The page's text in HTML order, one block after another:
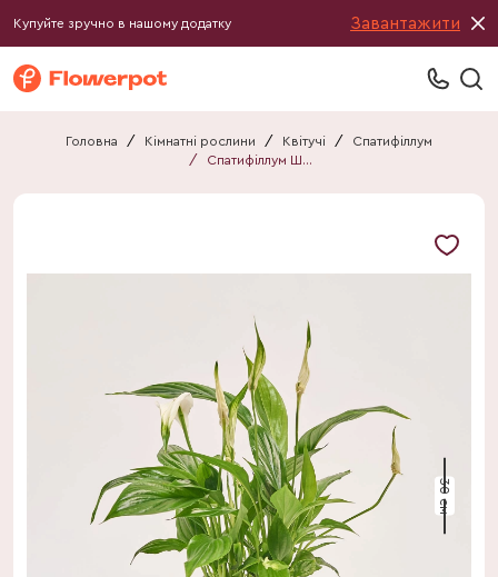
Купуйте зручно в нашому додатку Завантажити
Головна / Кімнатні рослини / Квітучі /
Спатифіллум
/
Спатифіллум Шопен
30 см